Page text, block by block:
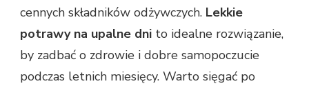
cennych składników odżywczych. Lekkie
potrawy na upalne dni to idealne rozwiązanie,
by zadbać o zdrowie i dobre samopoczucie
podczas letnich miesięcy. Warto sięgać po